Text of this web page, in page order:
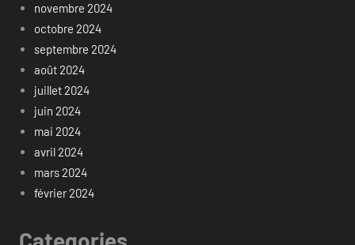
novembre 2024
octobre 2024
septembre 2024
août 2024
juillet 2024
juin 2024
mai 2024
avril 2024
mars 2024
février 2024